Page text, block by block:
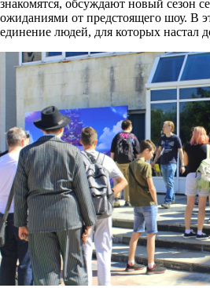
знакомятся, обсуждают новый сезон
ожиданиями от предстоящего шоу. В
единение людей, для которых настал